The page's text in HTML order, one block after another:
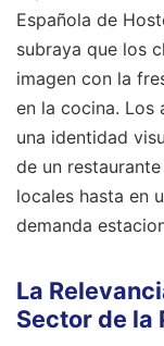
Española de
subraya que los
imagen con la
en la cocina. Los
una identidad
de un
locales hasta en
demanda
La
Sector de la